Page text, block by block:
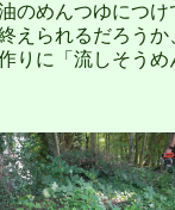
のめんつゆにつけ
えられるだろうか
りに「流しそうめ